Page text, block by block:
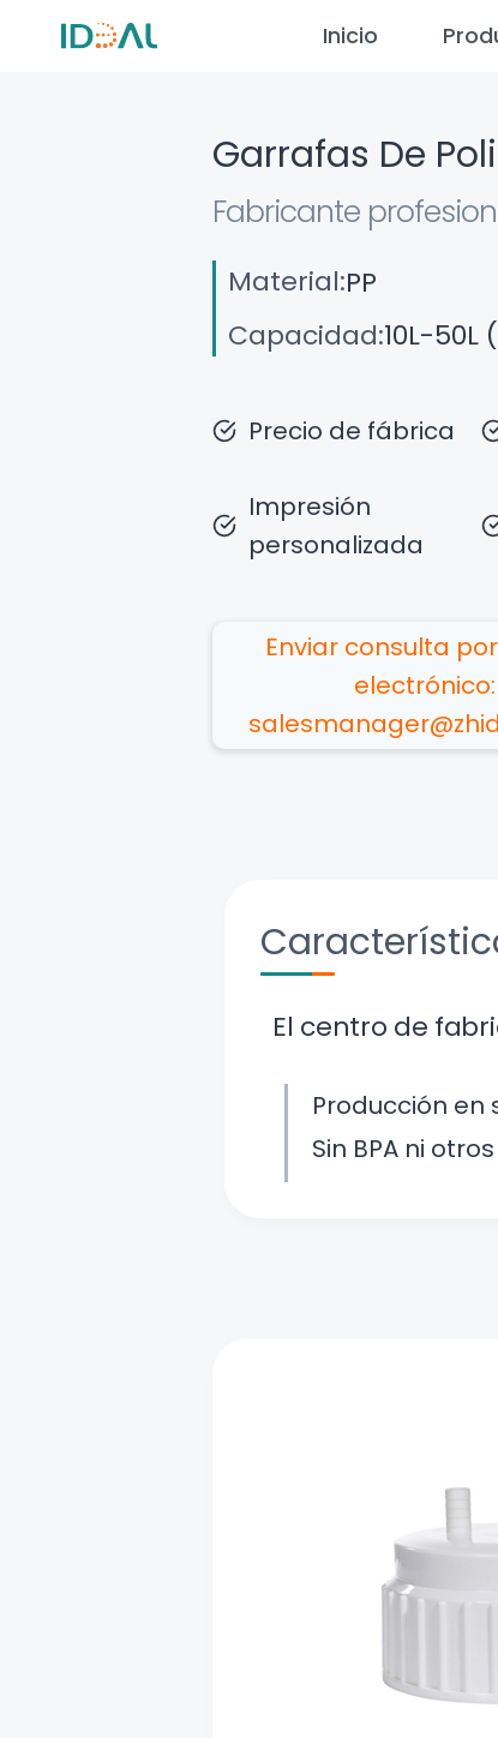
Saltar
Inicio
Garrafas De
Fabricante
Material:PP
Capacidad:10L-50L
Precio de fábrica
Impresión
personalizada
Enviar consulta
electrónico:
El centro de
Producción en
Sin BPA ni